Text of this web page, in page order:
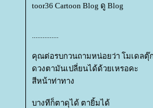
toor36 Cartoon Blog ดู Blog
คุณต่อรบกวนถามหน่อยว่า โมเดล
ดวงตามันเปลี่ยนได้ด้วยเหรอคะ
สีหน้าท่าทาง
บางทีก็ตาดุได้ ตายิ้มได้